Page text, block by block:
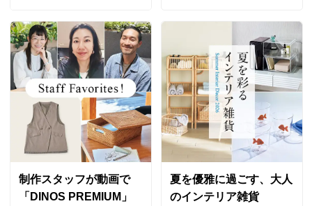
洗濯機ネット
ネットを利用すればご家庭の洗濯機で洗えます。
てまいります。
貴重なご意見をありがとうございました。
約50cm×120cm ブラック（ＷＥＢ）
神奈川県
厚みもあってふわっとした感触ながら適度にコシもあっ
て良い。
デザインもシンプルなので変に主張しないので玄関マッ
トに使用している。
制作スタッフが動画で
「DINOS PREMIUM」
夏を優雅に過ごす、大人
のインテリア雑貨